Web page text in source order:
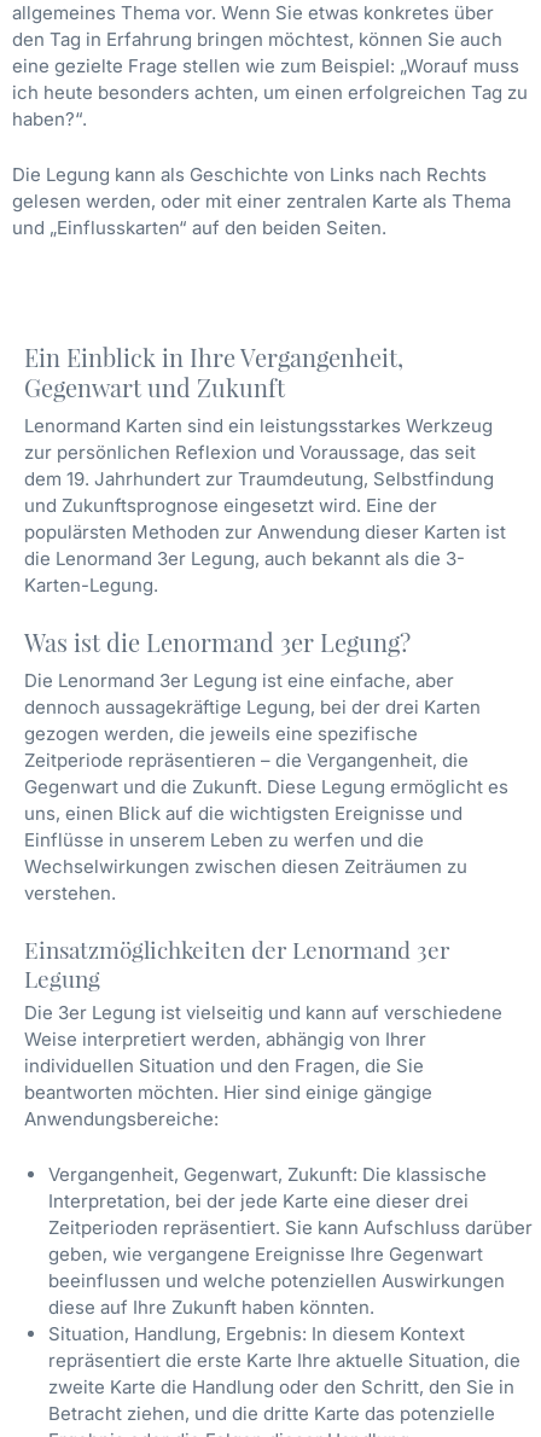
allgemeines Thema vor. Wenn Sie etwas konkretes über
den Tag in Erfahrung bringen möchtest, können Sie auch
eine gezielte Frage stellen wie zum Beispiel: „Worauf muss
ich heute besonders achten, um einen erfolgreichen Tag zu
haben?“.
Die Legung kann als Geschichte von Links nach Rechts
gelesen werden, oder mit einer zentralen Karte als Thema
und „Einflusskarten“ auf den beiden Seiten.
Ein Einblick in Ihre Vergangenheit,
Gegenwart und Zukunft
Lenormand Karten sind ein leistungsstarkes Werkzeug
zur persönlichen Reflexion und Voraussage, das seit
dem 19. Jahrhundert zur Traumdeutung, Selbstfindung
und Zukunftsprognose eingesetzt wird. Eine der
populärsten Methoden zur Anwendung dieser Karten ist
die Lenormand 3er Legung, auch bekannt als die 3-
Karten-Legung.
Was ist die Lenormand 3er Legung?
Die Lenormand 3er Legung ist eine einfache, aber
dennoch aussagekräftige Legung, bei der drei Karten
gezogen werden, die jeweils eine spezifische
Zeitperiode repräsentieren – die Vergangenheit, die
Gegenwart und die Zukunft. Diese Legung ermöglicht es
uns, einen Blick auf die wichtigsten Ereignisse und
Einflüsse in unserem Leben zu werfen und die
Wechselwirkungen zwischen diesen Zeiträumen zu
verstehen.
Einsatzmöglichkeiten der Lenormand 3er
Legung
Die 3er Legung ist vielseitig und kann auf verschiedene
Weise interpretiert werden, abhängig von Ihrer
individuellen Situation und den Fragen, die Sie
beantworten möchten. Hier sind einige gängige
Anwendungsbereiche:
Vergangenheit, Gegenwart, Zukunft: Die klassische
Interpretation, bei der jede Karte eine dieser drei
Zeitperioden repräsentiert. Sie kann Aufschluss darüber
geben, wie vergangene Ereignisse Ihre Gegenwart
beeinflussen und welche potenziellen Auswirkungen
diese auf Ihre Zukunft haben könnten.
Situation, Handlung, Ergebnis: In diesem Kontext
repräsentiert die erste Karte Ihre aktuelle Situation, die
zweite Karte die Handlung oder den Schritt, den Sie in
Betracht ziehen, und die dritte Karte das potenzielle